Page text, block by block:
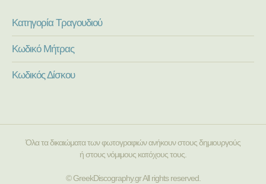
Κατηγορία Τραγουδιού
Κωδικό Μήτρας
Κωδικός Δίσκου
Όλα τα δικαιώματα των φωτογραφιών ανήκουν στους δημιουργούς
ή στους νόμιμους κατόχους τους.
© GreekDiscography.gr All rights reserved.